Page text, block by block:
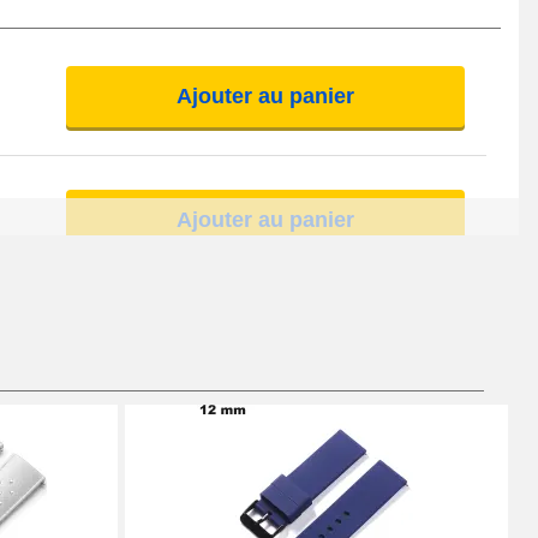
Ajouter au panier
Ajouter au panier
Ajouter au panier